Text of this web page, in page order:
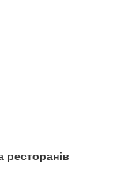
ресторанів